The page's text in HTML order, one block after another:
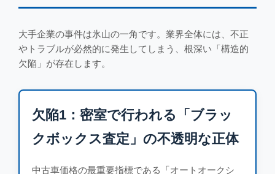
大手企業の事件は氷山の一角です。業界全体には、不正
やトラブルが必然的に発生してしまう、根深い「構造的
欠陥」が存在します。
欠陥1：密室で行われる「ブラッ
クボックス査定」の不透明な正体
中古車価格の最重要指標である「オートオークシ